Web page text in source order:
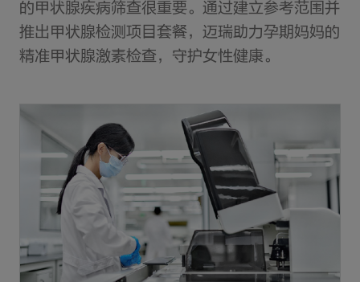
的甲状腺疾病筛查很重要。通过建立参考范围并
推出甲状腺检测项目套餐，迈瑞助力孕期妈妈的
精准甲状腺激素检查，守护女性健康。